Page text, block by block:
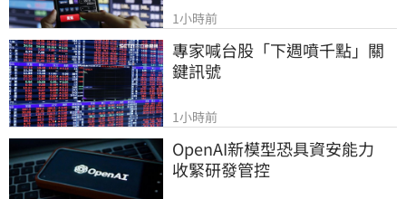
1小時前
專家喊台股「下週噴千點」關
鍵訊號
1小時前
OpenAI新模型恐具資安能力
收緊研發管控